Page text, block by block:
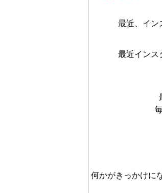
最近、イ
最近インス
何かがきっかけに